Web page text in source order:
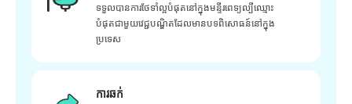
ទទួលបានការថែទាំល្អបំផុតនៅក្នុងមន្ទីរពេទ្យល្បីឈ្មោះ
បំផុតជាមួយវេជ្ជបណ្ឌិតដែលមានបទពិសោធន៍នៅក្នុង
ប្រទេស
ការឆក់